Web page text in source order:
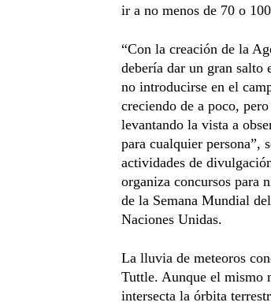
ir a no menos de 70 o
“Con la creación de la
debería dar un gran salto
no introducirse en el
creciendo de a poco,
levantando la vista a
para cualquier persona”,
actividades de
organiza concursos para
de la Semana Mundial
Naciones Unidas.
La lluvia de meteoros
Tuttle. Aunque el mismo
intersecta la órbita